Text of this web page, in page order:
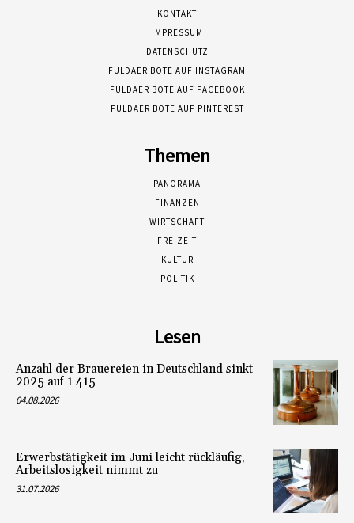
KONTAKT
IMPRESSUM
DATENSCHUTZ
FULDAER BOTE AUF INSTAGRAM
FULDAER BOTE AUF FACEBOOK
FULDAER BOTE AUF PINTEREST
Themen
PANORAMA
FINANZEN
WIRTSCHAFT
FREIZEIT
KULTUR
POLITIK
Lesen
Anzahl der Brauereien in Deutschland sinkt
2025 auf 1 415
04.08.2026
Erwerbstätigkeit im Juni leicht rückläufig,
Arbeitslosigkeit nimmt zu
31.07.2026